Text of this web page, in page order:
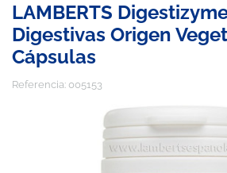
LAMBERTS
Digestivas Origen
Cápsulas
Referencia: 005153